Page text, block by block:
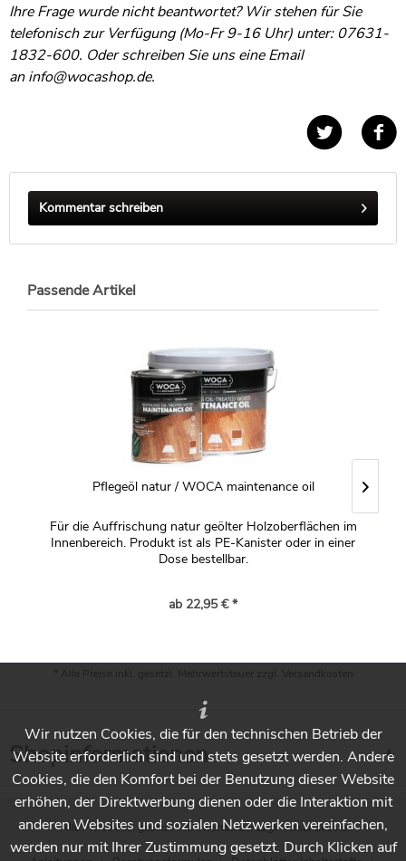
Ihre Frage wurde nicht beantwortet? Wir stehen für Sie
telefonisch zur Verfügung (Mo-Fr 9-16 Uhr) unter: 07631-
1832-600. Oder schreiben Sie uns eine Email
aninfo@wocashop.de.
Kommentar schreiben
Passende Artikel
Pflegeöl natur / WOCA maintenance oil
Für die Auffrischung natur geölter Holzoberflächen im
Innenbereich. Produkt ist als PE-Kanister oder in einer
Dose bestellbar.
ab 22,95 € *
* Alle Preise inkl. gesetzl. Mehrwertsteuer zzgl. Versandkosten
Shopinformationen
* Alle Preise inkl. gesetzl. Mehrwertsteuer zzgl.Versandkosten
Wir nutzen Cookies, die für den technischen Betrieb der
Website erforderlich sind und stets gesetzt werden. Andere
Cookies, die den Komfort bei der Benutzung dieser Website
erhöhen, der Direktwerbung dienen oder die Interaktion mit
anderen Websites und sozialen Netzwerken vereinfachen,
werden nur mit Ihrer Zustimmung gesetzt. Durch Klicken auf